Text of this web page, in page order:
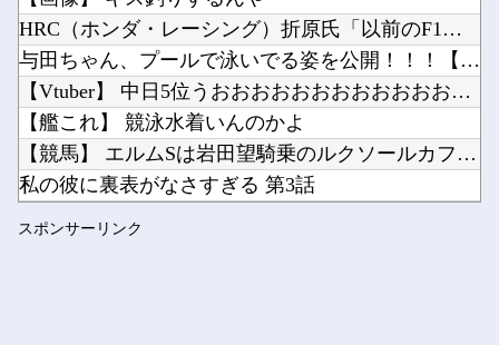
Powered by livedoor 相互RSS
HRC（ホンダ・レーシング）折原氏「以前のF1プロジェクトを...
与田ちゃん、プールで泳いでる姿を公開！！！【元乃木坂46】
【Vtuber】 中日5位うおおおおおおおおおおおおおおおお
【艦これ】 競泳水着いんのかよ
【競馬】 エルムSは岩田望騎乗のルクソールカフェがV
私の彼に裏表がなさすぎる 第3話
スポンサーリンク